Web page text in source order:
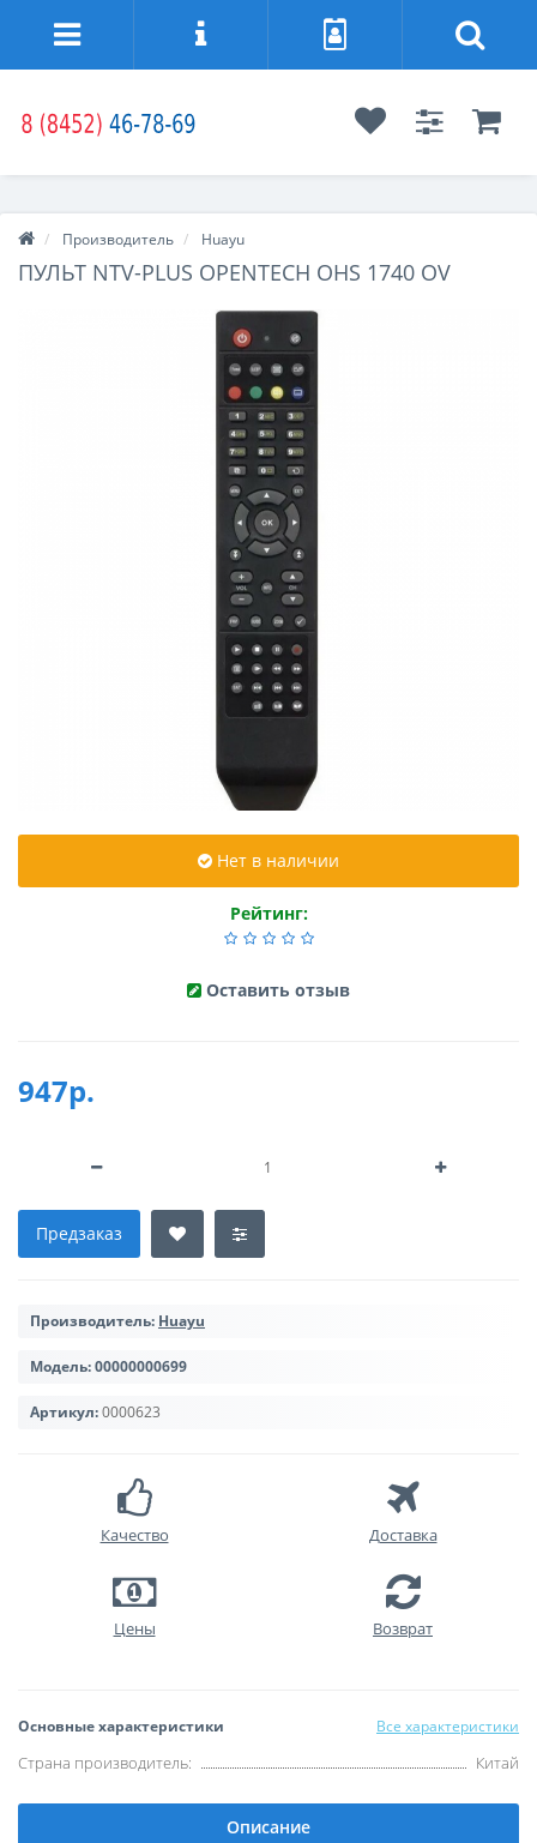
Производитель Huayu
ПУЛЬТ NTV-PLUS OPENTECH OHS 1740 OV
Нет в наличии
Рейтинг:
Оставить отзыв
947р.
Предзаказ
Производитель: Huayu
Модель:00000000699
Артикул:0000623
Качество Доставка
Цены Возврат
Основные характеристики Все характеристики
Страна производитель: Китай
Описание